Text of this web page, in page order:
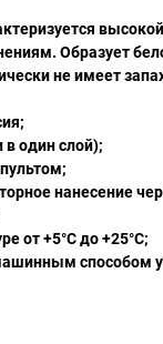
Образует
не имеет
в один слой);
нанесение
от +5°С до +25°С;